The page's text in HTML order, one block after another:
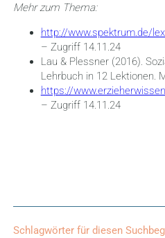
Mehr zum Thema:
http://www.spektrum.de/
– Zugriff 14.11.24
Lau & Plessner (2016).
Lehrbuch in 12 Lektionen.
https://
– Zugriff 14.11.24
Schlagwörter für diesen